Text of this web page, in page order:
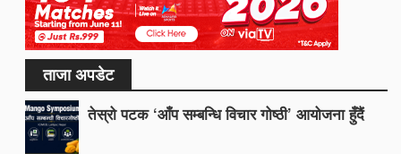
ताजा अपडेट
तेस्रो पटक ‘आँप सम्बन्धि विचार गोष्ठी’ आयोजना हुँदैं